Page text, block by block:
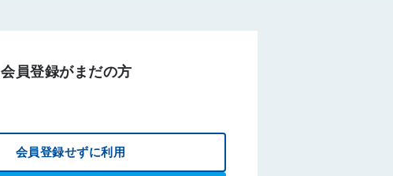
会員登録がまだの方
会員登録せずに利用